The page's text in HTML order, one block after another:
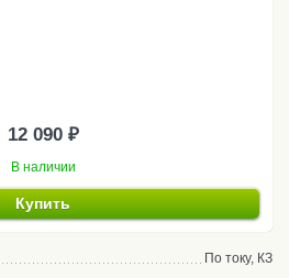
12 090 ₽
В наличии
Купить
По току, КЗ